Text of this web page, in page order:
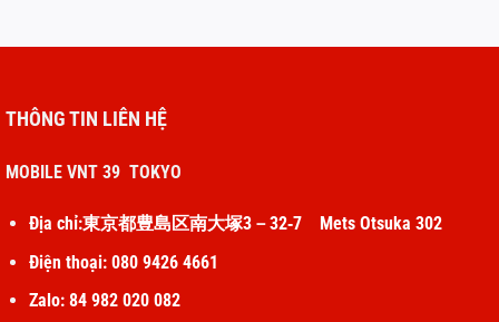
THÔNG TIN LIÊN HỆ
MOBILE VNT 39 TOKYO
Địa chỉ:東京都豊島区南大塚3－32‐7 Mets Otsuka 302
Điện thoại: 080 9426 4661
Zalo: 84 982 020 082